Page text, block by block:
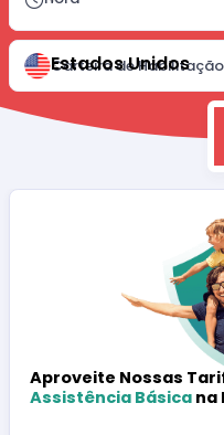
Carteira de
Estados Unidos
Aproveite Nossas
Assistência Básica na